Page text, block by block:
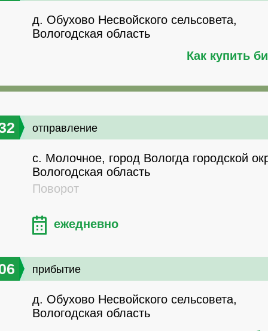
д. Обухово Несвойского сельсовета,
Вологодская область
Как купить
отправление
с. Молочное, город Вологда городской
Вологодская область
Поворот
ежедневно
прибытие
д. Обухово Несвойского сельсовета,
Вологодская область